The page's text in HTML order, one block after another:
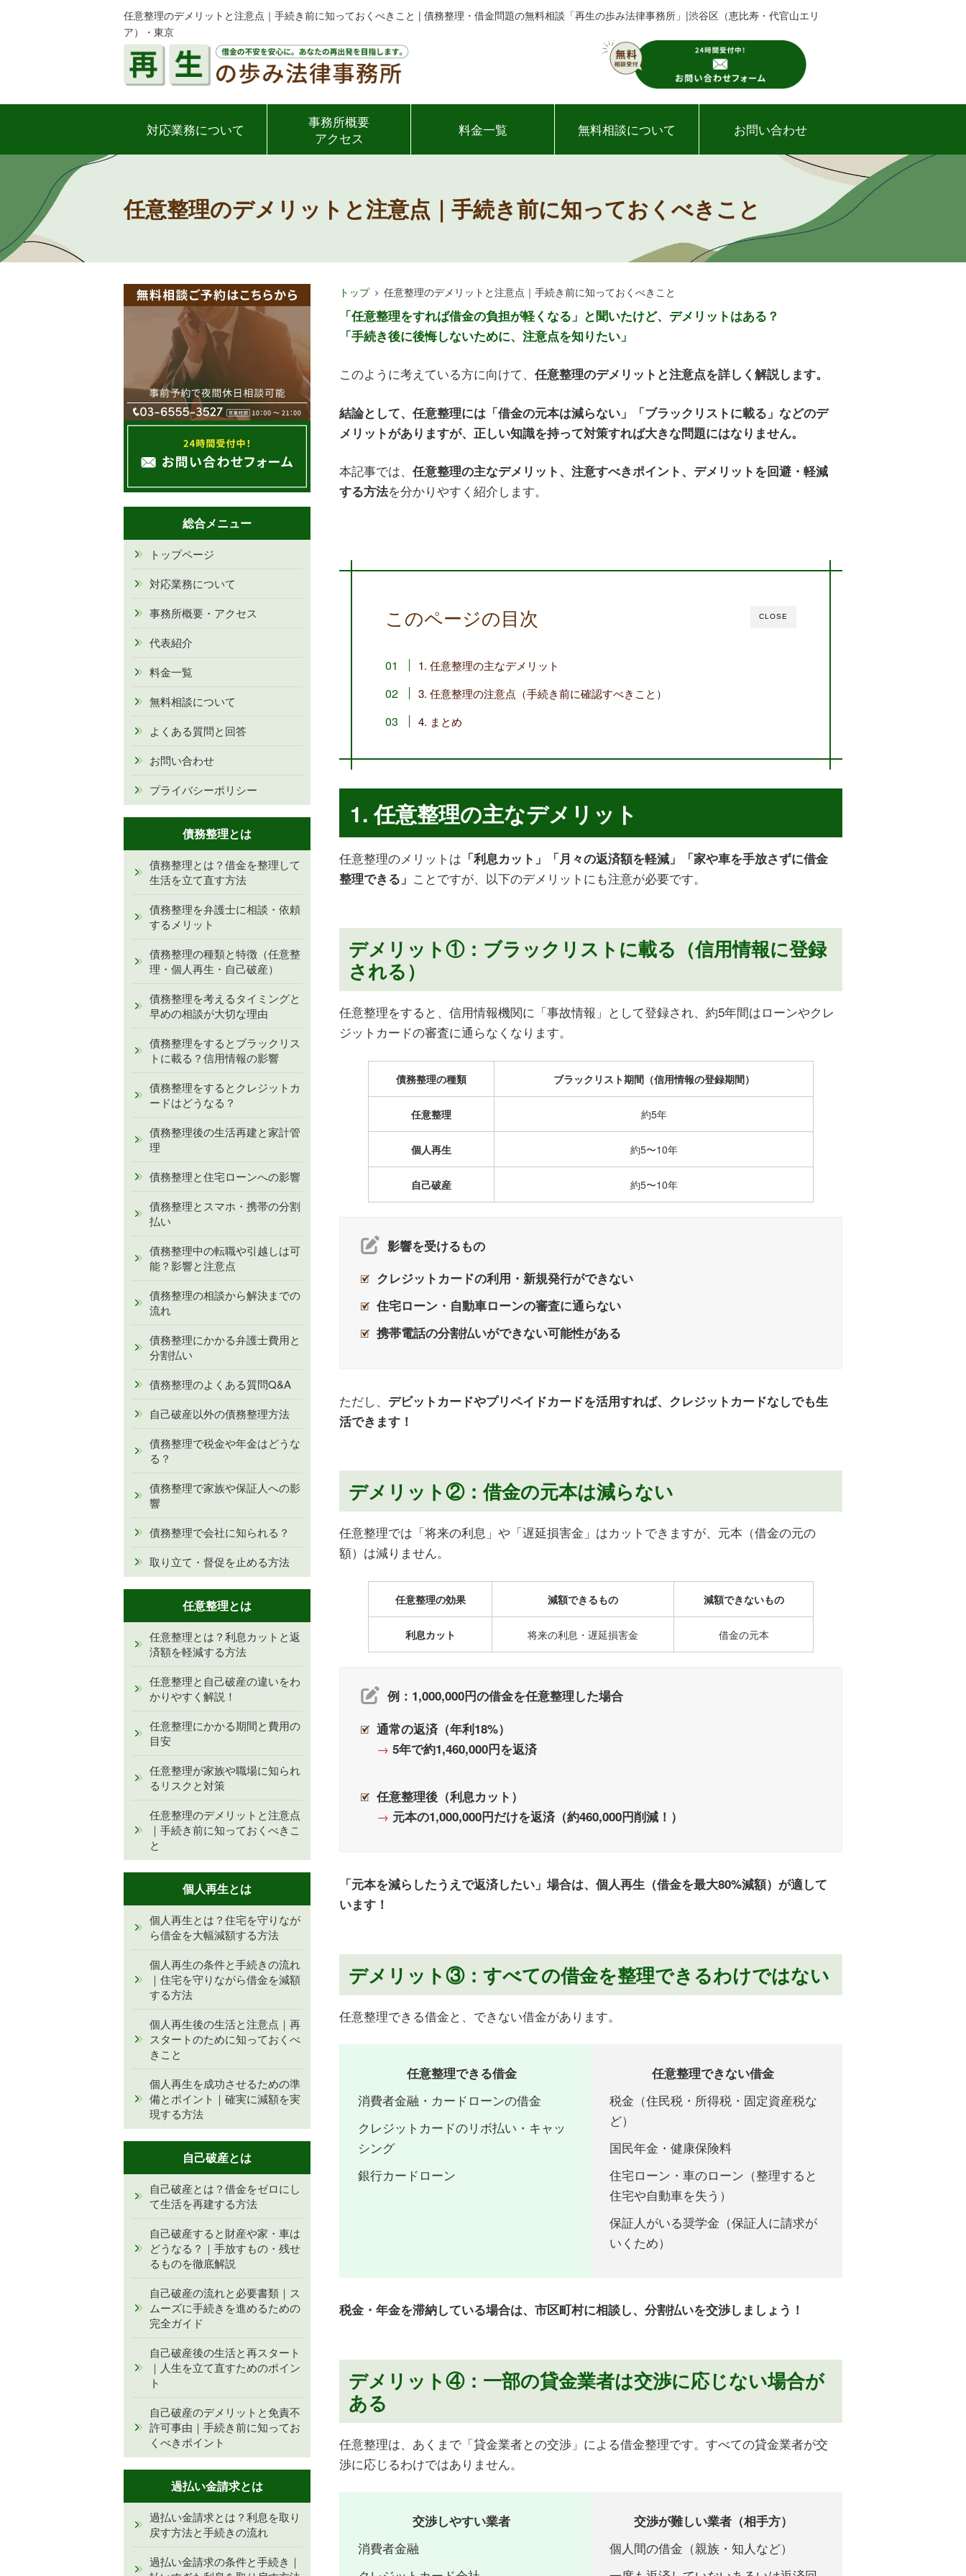
任意整理のデメリットと注意点｜手続き前に知っておくべきこと | 債務整理・借金問題の無料相談「再生の歩み法律事務所」|渋谷区（恵比寿・代官山エリ
ア）・東京
対応業務について
事務所概要
アクセス
料金一覧 無料相談について お問い合わせ
任意整理のデメリットと注意点｜手続き前に知っておくべきこと
トップ 任意整理のデメリットと注意点｜手続き前に知っておくべきこと
「任意整理をすれば借金の負担が軽くなる」と聞いたけど、デメリットはある？
「手続き後に後悔しないために、注意点を知りたい」
このように考えている方に向けて、 任意整理のデメリットと注意点を詳しく解説します。
結論として、任意整理には「借金の元本は減らない」「ブラックリストに載る」などのデ
メリットがありますが、正しい知識を持って対策すれば大きな問題にはなりません。
本記事では、 任意整理の主なデメリット、注意すべきポイント、デメリットを回避・軽減
する方法を分かりやすく紹介します。
CLOSE
このページの目次
1. 任意整理の主なデメリット
3. 任意整理の注意点（手続き前に確認すべきこと）
4. まとめ
1. 任意整理の主なデメリット
任意整理のメリットは 「利息カット」「月々の返済額を軽減」「家や車を手放さずに借金
整理できる」 ことですが、以下のデメリットにも注意が必要です。
デメリット①：ブラックリストに載る（信用情報に登録
される）
任意整理をすると、信用情報機関に「事故情報」として登録され、約5年間はローンやクレ
ジットカードの審査に通らなくなります。
債務整理の種類 ブラックリスト期間（信用情報の登録期間）
任意整理 約5年
個人再生 約5〜10年
自己破産 約5〜10年
影響を受けるもの
クレジットカードの利用・新規発行ができない
住宅ローン・自動車ローンの審査に通らない
携帯電話の分割払いができない可能性がある
ただし、 デビットカードやプリペイドカードを活用すれば、クレジットカードなしでも生
活できます！
デメリット②：借金の元本は減らない
任意整理では「将来の利息」や「遅延損害金」はカットできますが、元本（借金の元の
額）は減りません。
任意整理の効果 減額できるもの 減額できないもの
利息カット 将来の利息・遅延損害金 借金の元本
例：1,000,000円の借金を任意整理した場合
通常の返済（年利18%）
→ 5年で約1,460,000円を返済
任意整理後（利息カット）
→ 元本の1,000,000円だけを返済（約460,000円削減！）
「元本を減らしたうえで返済したい」場合は、個人再生（借金を最大80%減額）が適して
います！
デメリット③：すべての借金を整理できるわけではない
任意整理できる借金と、できない借金があります。
任意整理できる借金
消費者金融・カードローンの借金
クレジットカードのリボ払い・キャッ
シング
銀行カードローン
任意整理できない借金
税金（住民税・所得税・固定資産税な
ど）
国民年金・健康保険料
住宅ローン・車のローン（整理すると
住宅や自動車を失う）
保証人がいる奨学金（保証人に請求が
いくため）
税金・年金を滞納している場合は、市区町村に相談し、分割払いを交渉しましょう！
デメリット④：一部の貸金業者は交渉に応じない場合が
ある
任意整理は、あくまで「貸金業者との交渉」による借金整理です。すべての貸金業者が交
渉に応じるわけではありません。
交渉しやすい業者
消費者金融
交渉が難しい業者（相手方）
個人間の借金（親族・知人など）
総合メニュー
トップページ
対応業務について
事務所概要・アクセス
代表紹介
料金一覧
無料相談について
よくある質問と回答
お問い合わせ
プライバシーポリシー
債務整理とは
債務整理とは？借金を整理して
生活を立て直す方法
債務整理を弁護士に相談・依頼
するメリット
債務整理の種類と特徴（任意整
理・個人再生・自己破産）
債務整理を考えるタイミングと
早めの相談が大切な理由
債務整理をするとブラックリス
トに載る？信用情報の影響
債務整理をするとクレジットカ
ードはどうなる？
債務整理後の生活再建と家計管
理
債務整理と住宅ローンへの影響
債務整理とスマホ・携帯の分割
払い
債務整理中の転職や引越しは可
能？影響と注意点
債務整理の相談から解決までの
流れ
債務整理にかかる弁護士費用と
分割払い
債務整理のよくある質問Q&A
自己破産以外の債務整理方法
債務整理で税金や年金はどうな
る？
債務整理で家族や保証人への影
響
債務整理で会社に知られる？
取り立て・督促を止める方法
任意整理とは
任意整理とは？利息カットと返
済額を軽減する方法
任意整理と自己破産の違いをわ
かりやすく解説！
任意整理にかかる期間と費用の
目安
任意整理が家族や職場に知られ
るリスクと対策
任意整理のデメリットと注意点
｜手続き前に知っておくべきこ
と
個人再生とは
個人再生とは？住宅を守りなが
ら借金を大幅減額する方法
個人再生の条件と手続きの流れ
｜住宅を守りながら借金を減額
する方法
個人再生後の生活と注意点｜再
スタートのために知っておくべ
きこと
個人再生を成功させるための準
備とポイント｜確実に減額を実
現する方法
自己破産とは
自己破産とは？借金をゼロにし
て生活を再建する方法
自己破産すると財産や家・車は
どうなる？｜手放すもの・残せ
るものを徹底解説
自己破産の流れと必要書類｜ス
ムーズに手続きを進めるための
完全ガイド
自己破産後の生活と再スタート
｜人生を立て直すためのポイン
ト
自己破産のデメリットと免責不
許可事由｜手続き前に知ってお
くべきポイント
過払い金請求とは
過払い金請求とは？利息を取り
戻す方法と手続きの流れ
過払い金請求の条件と手続き｜